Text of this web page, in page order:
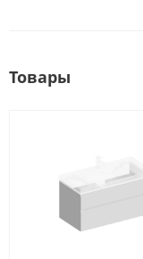
Товары